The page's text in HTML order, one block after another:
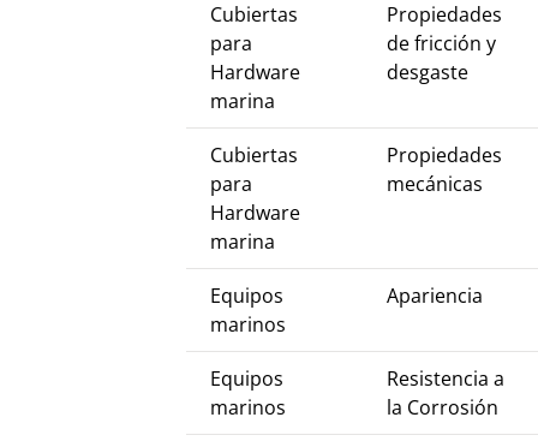
Cubiertas
para
Hardware
marina
Propiedades
de fricción y
desgaste
Cubiertas
para
Hardware
marina
Propiedades
mecánicas
Equipos
marinos
Apariencia
Equipos
marinos
Resistencia a
la Corrosión